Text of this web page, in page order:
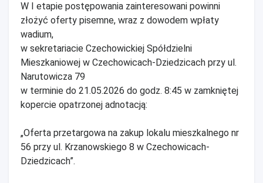
W I etapie postępowania zainteresowani powinni
złożyć oferty pisemne, wraz z dowodem wpłaty
wadium,
w sekretariacie Czechowickiej Spółdzielni
Mieszkaniowej w Czechowicach-Dziedzicach przy ul.
Narutowicza 79
w terminie do 21.05.2026 do godz. 8:45 w zamkniętej
kopercie opatrzonej adnotacją:
„Oferta przetargowa na zakup lokalu mieszkalnego nr
56 przy ul. Krzanowskiego 8 w Czechowicach-
Dziedzicach”.